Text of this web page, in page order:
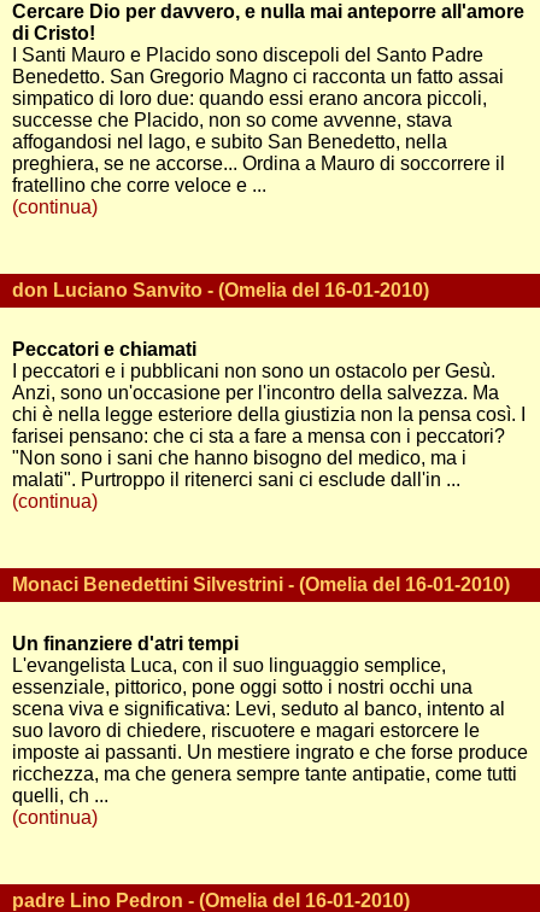
Cercare Dio per davvero, e nulla mai anteporre all'amore
di Cristo!
I Santi Mauro e Placido sono discepoli del Santo Padre
Benedetto. San Gregorio Magno ci racconta un fatto assai
simpatico di loro due: quando essi erano ancora piccoli,
successe che Placido, non so come avvenne, stava
affogandosi nel lago, e subito San Benedetto, nella
preghiera, se ne accorse... Ordina a Mauro di soccorrere il
fratellino che corre veloce e ...
(continua)
don Luciano Sanvito - (Omelia del 16-01-2010)
Peccatori e chiamati
I peccatori e i pubblicani non sono un ostacolo per Gesù.
Anzi, sono un'occasione per l'incontro della salvezza. Ma
chi è nella legge esteriore della giustizia non la pensa così. I
farisei pensano: che ci sta a fare a mensa con i peccatori?
"Non sono i sani che hanno bisogno del medico, ma i
malati". Purtroppo il ritenerci sani ci esclude dall'in ...
(continua)
Monaci Benedettini Silvestrini - (Omelia del 16-01-2010)
Un finanziere d'atri tempi
L'evangelista Luca, con il suo linguaggio semplice,
essenziale, pittorico, pone oggi sotto i nostri occhi una
scena viva e significativa: Levi, seduto al banco, intento al
suo lavoro di chiedere, riscuotere e magari estorcere le
imposte ai passanti. Un mestiere ingrato e che forse produce
ricchezza, ma che genera sempre tante antipatie, come tutti
quelli, ch ...
(continua)
padre Lino Pedron - (Omelia del 16-01-2010)